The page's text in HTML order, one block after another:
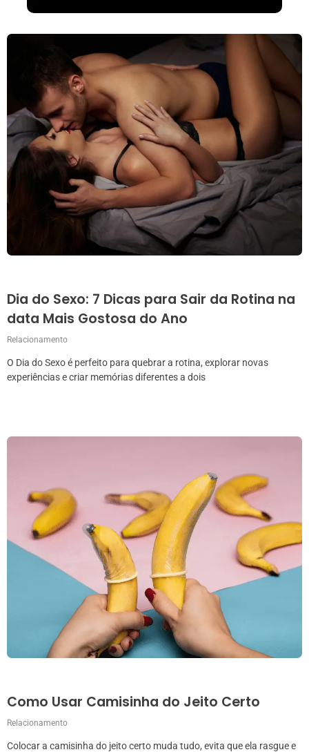
Dia do Sexo: 7 Dicas para Sair da Rotina na
data Mais Gostosa do Ano
Relacionamento
O Dia do Sexo é perfeito para quebrar a rotina, explorar novas
experiências e criar memórias diferentes a dois
Como Usar Camisinha do Jeito Certo
Relacionamento
Colocar a camisinha do jeito certo muda tudo, evita que ela rasgue e